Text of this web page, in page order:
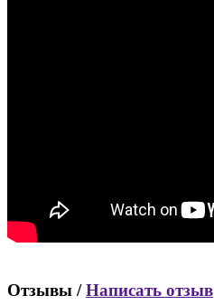
Отзывы /Написать отзыв